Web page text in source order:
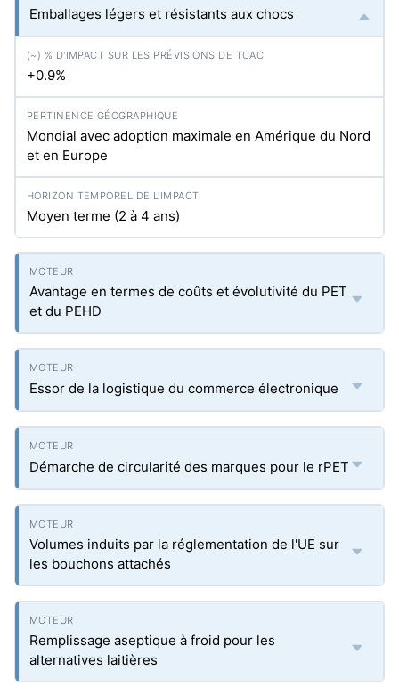
Emballages légers et résistants aux chocs
+0.9%
Mondial avec adoption maximale en Amérique du Nord
et en Europe
Moyen terme (2 à 4 ans)
Avantage en termes de coûts et évolutivité du PET
et du PEHD
Essor de la logistique du commerce électronique
Démarche de circularité des marques pour le rPET
Volumes induits par la réglementation de l'UE sur
les bouchons attachés
Remplissage aseptique à froid pour les
alternatives laitières